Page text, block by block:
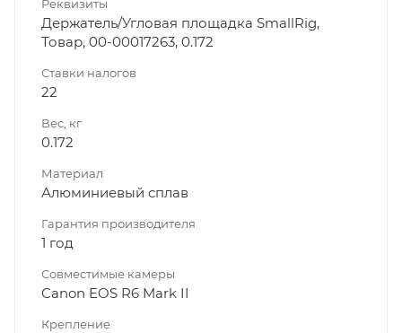
Реквизиты
Держатель/Угловая площадка SmallRig,
Товар, 00-00017263, 0.172
Ставки налогов
22
Вес, кг
0.172
Материал
Алюминиевый сплав
Гарантия производителя
1 год
Совместимые камеры
Canon EOS R6 Mark II
Крепление